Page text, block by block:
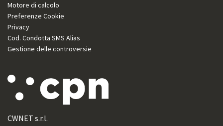
Motore di calcolo
Preferenze Cookie
Privacy
Cod. Condotta SMS Alias
Gestione delle controversie
CWNET s.r.l.